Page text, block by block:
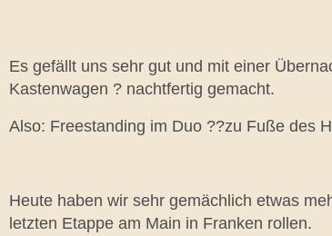
Es gefällt uns sehr gut und mit einer
Kastenwagen ? nachtfertig gemacht.
Also: Freestanding im Duo ??zu Fuße des
Heute haben wir sehr gemächlich etwas
letzten Etappe am Main in Franken rollen.